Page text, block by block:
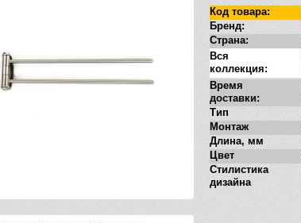
Код товара:
Бренд:
Страна:
Вся
коллекция:
Время
доставки:
Тип
Монтаж
Длина, мм
Цвет
Стилистика
дизайна